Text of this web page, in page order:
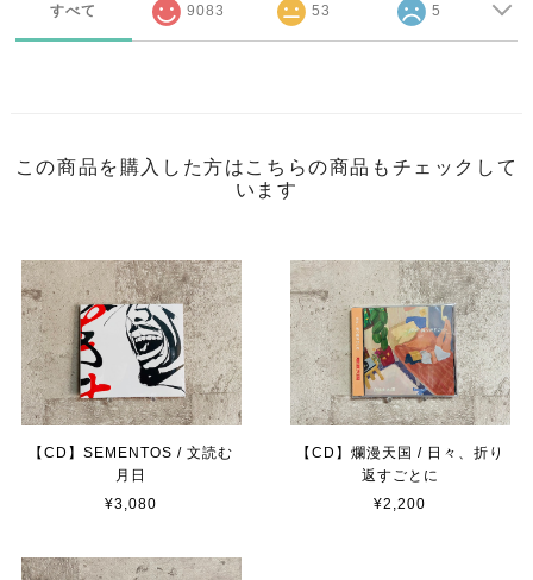
すべて 9083 53 5
この商品を購入した方はこちらの商品もチェックして
います
【CD】SEMENTOS / 文読む
月日
¥3,080
【CD】爛漫天国 / 日々、折り
返すごとに
¥2,200